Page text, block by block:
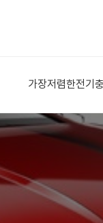
가장저렴한전기